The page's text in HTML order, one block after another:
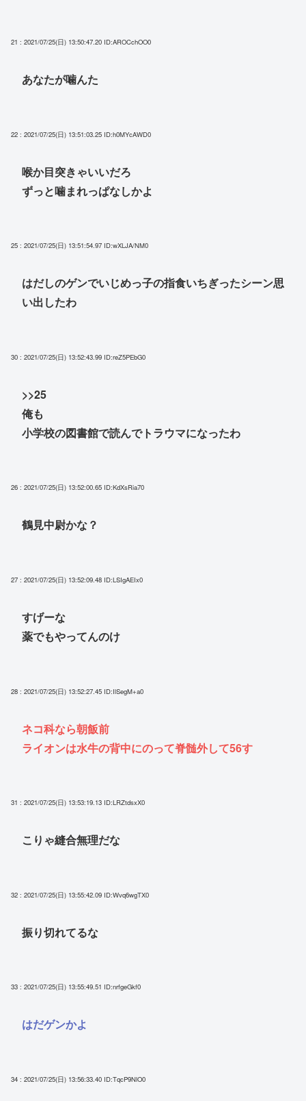
21 : 2021/07/25(日) 13:50:47.20 ID:AROCchOO0
あなたが噛んた
22 : 2021/07/25(日) 13:51:03.25 ID:h0MYcAWD0
喉か目突きゃいいだろ
ずっと噛まれっぱなしかよ
25 : 2021/07/25(日) 13:51:54.97 ID:wXLJA/NM0
はだしのゲンでいじめっ子の指食いちぎったシーン思
い出したわ
30 : 2021/07/25(日) 13:52:43.99 ID:reZ5PEbG0
>>25
俺も
小学校の図書館で読んでトラウマになったわ
26 : 2021/07/25(日) 13:52:00.65 ID:KdXsRia70
鶴見中尉かな？
27 : 2021/07/25(日) 13:52:09.48 ID:LSIgAEIx0
すげーな
薬でもやってんのけ
28 : 2021/07/25(日) 13:52:27.45 ID:IlSegM+a0
ネコ科なら朝飯前
ライオンは水牛の背中にのって脊髄外して56す
31 : 2021/07/25(日) 13:53:19.13 ID:LRZtdsxX0
こりゃ縫合無理だな
32 : 2021/07/25(日) 13:55:42.09 ID:Wvq6wgTX0
振り切れてるな
33 : 2021/07/25(日) 13:55:49.51 ID:nrfgeGkf0
はだゲンかよ
34 : 2021/07/25(日) 13:56:33.40 ID:TqcP9NlO0